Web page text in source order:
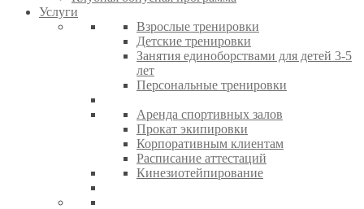
Услуги
Взрослые тренировки
Детские тренировки
Занятия единоборствами для детей 3-5
лет
Персональные тренировки
Аренда спортивных залов
Прокат экипировки
Корпоративным клиентам
Расписание аттестаций
Кинезиотейпирование